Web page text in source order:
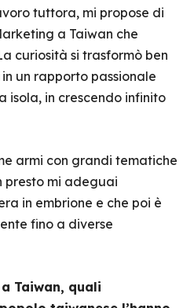
tuttora, mi propose di
a Taiwan che
curiosità si trasformò ben
un rapporto passionale
isola, in crescendo infinito
armi con grandi tematiche
presto mi adeguai
in embrione e che poi è
fino a diverse
Taiwan, quali